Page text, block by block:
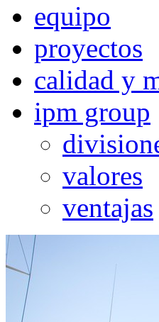
equipo
proyectos
calidad y
ipm group
valores
ventajas